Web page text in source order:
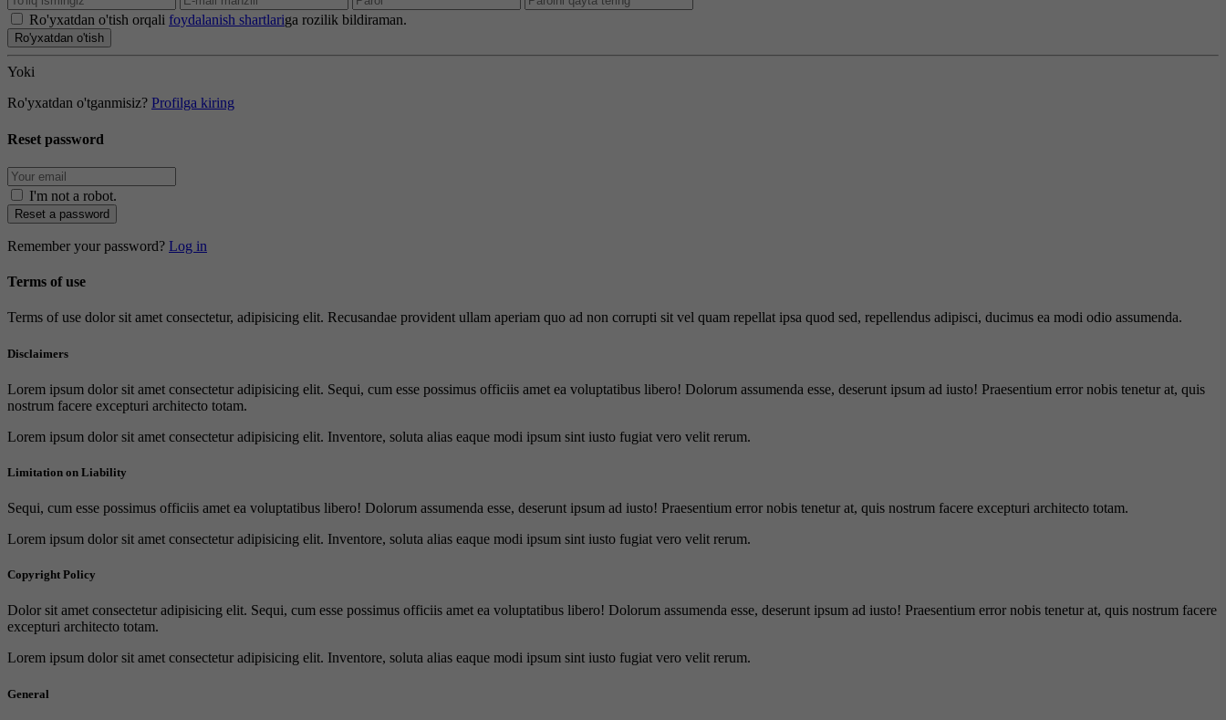
Ro'yxatdan o'tish orqali foydalanish shartlariga rozilik bildiraman.
Ro'yxatdan o'tish
Yoki
Ro'yxatdan o'tganmisiz? Profilga kiring
Reset password
I'm not a robot.
Reset a password
Remember your password? Log in
Terms of use
Terms of use dolor sit amet consectetur, adipisicing elit. Recusandae provident ullam aperiam quo ad non corrupti sit vel quam repellat ipsa quod sed, repellendus adipisci, ducimus ea modi odio assumenda.
Disclaimers
Lorem ipsum dolor sit amet consectetur adipisicing elit. Sequi, cum esse possimus officiis amet ea voluptatibus libero! Dolorum assumenda esse, deserunt ipsum ad iusto! Praesentium error nobis tenetur at, quis
nostrum facere excepturi architecto totam.
Lorem ipsum dolor sit amet consectetur adipisicing elit. Inventore, soluta alias eaque modi ipsum sint iusto fugiat vero velit rerum.
Limitation on Liability
Sequi, cum esse possimus officiis amet ea voluptatibus libero! Dolorum assumenda esse, deserunt ipsum ad iusto! Praesentium error nobis tenetur at, quis nostrum facere excepturi architecto totam.
Lorem ipsum dolor sit amet consectetur adipisicing elit. Inventore, soluta alias eaque modi ipsum sint iusto fugiat vero velit rerum.
Copyright Policy
Dolor sit amet consectetur adipisicing elit. Sequi, cum esse possimus officiis amet ea voluptatibus libero! Dolorum assumenda esse, deserunt ipsum ad iusto! Praesentium error nobis tenetur at, quis nostrum facere
excepturi architecto totam.
Lorem ipsum dolor sit amet consectetur adipisicing elit. Inventore, soluta alias eaque modi ipsum sint iusto fugiat vero velit rerum.
General